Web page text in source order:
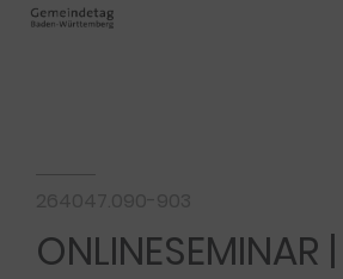
ONLINESEMINAR |